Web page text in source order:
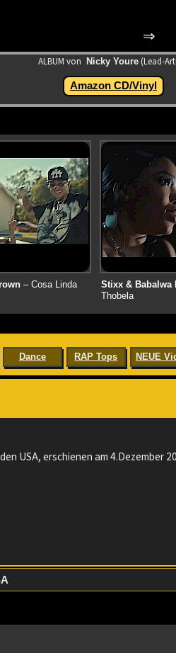
⇒
ALBUM von Nicky Youre(Lead-
Amazon CD/Vinyl
– Cosa Linda Stixx & Babalwa
Thobela
Dance RAP Tops NEUE
USA, erschienen am 4.Dezember